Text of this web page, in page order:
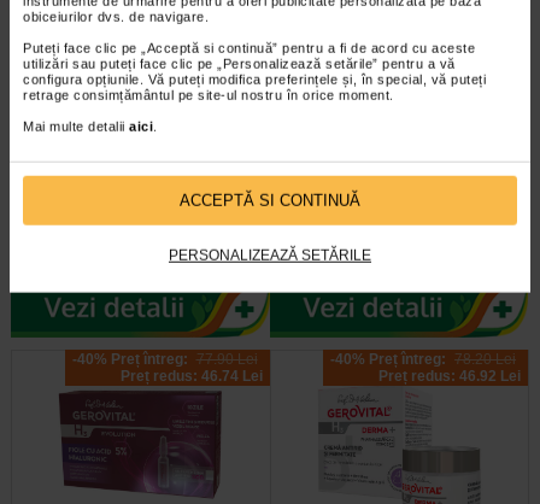
obiceiurilor dvs. de navigare.
Puteți face clic pe „Acceptă si continuă” pentru a fi de acord cu aceste
utilizări sau puteți face clic pe „Personalizează setările” pentru a vă
configura opțiunile. Vă puteți modifica preferințele și, în special, vă puteți
retrage consimțământul pe site-ul nostru în orice moment.
Mai multe detalii aici
ACCEPTĂ SI CONTINUĂ
PERSONALIZEAZĂ SETĂRILE
curatarea tenului gras X 500 ml
Bioderma Sebium Gel Spumant
tenului gras. Formula sa…
Solutie Micelara X 500 ml
pentru demachierea tenului cat si…
-40% Preț întreg: 77.90 Lei
Preț redus: 46.74 Lei
-40% Preț întreg: 78.20 Lei
Preț redus: 46.92 Lei